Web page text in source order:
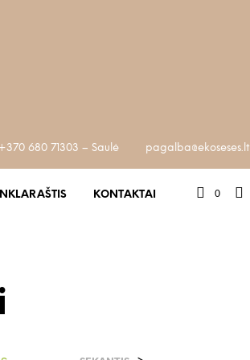
680 71303 – Saulė pagalba@ekoseses.lt
KONTAKTAI 0